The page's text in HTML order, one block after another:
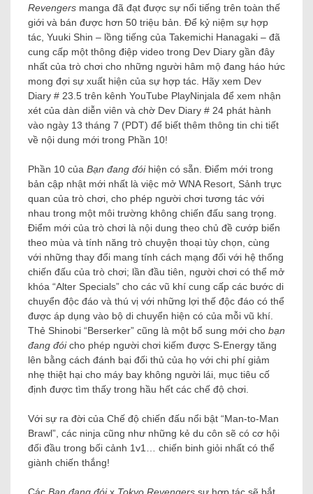
Revengers manga đã đạt được sự nổi tiếng trên toàn thế
giới và bán được hơn 50 triệu bản. Để kỷ niệm sự hợp
tác, Yuuki Shin – lồng tiếng của Takemichi Hanagaki – đã
cung cấp một thông điệp video trong Dev Diary gần đây
nhất của trò chơi cho những người hâm mộ đang háo hức
mong đợi sự xuất hiện của sự hợp tác. Hãy xem Dev
Diary # 23.5 trên kênh YouTube PlayNinjala để xem nhận
xét của dàn diễn viên và chờ Dev Diary # 24 phát hành
vào ngày 13 tháng 7 (PDT) để biết thêm thông tin chi tiết
về nội dung mới trong Phần 10!
Phần 10 của Bạn đang đói hiện có sẵn. Điểm mới trong
bản cập nhật mới nhất là việc mở WNA Resort, Sảnh trực
quan của trò chơi, cho phép người chơi tương tác với
nhau trong một môi trường không chiến đấu sang trọng.
Điểm mới của trò chơi là nội dung theo chủ đề cướp biển
theo mùa và tính năng trò chuyện thoại tùy chọn, cùng
với những thay đổi mang tính cách mạng đối với hệ thống
chiến đấu của trò chơi; lần đầu tiên, người chơi có thể mở
khóa “Alter Specials” cho các vũ khí cung cấp các bước di
chuyển độc đáo và thú vị với những lợi thế độc đáo có thể
được áp dụng vào bộ di chuyển hiện có của mỗi vũ khí.
Thẻ Shinobi “Berserker” cũng là một bổ sung mới cho bạn
đang đóicho phép người chơi kiếm được S-Energy tăng
lên bằng cách đánh bại đối thủ của họ với chi phí giảm
nhẹ thiệt hại cho máy bay không người lái, mục tiêu cố
định được tìm thấy trong hầu hết các chế độ chơi.
Với sự ra đời của Chế độ chiến đấu nổi bật “Man-to-Man
Brawl”, các ninja cũng như những kẻ du côn sẽ có cơ hội
đối đầu trong bối cảnh 1v1… chiến binh giỏi nhất có thể
giành chiến thắng!